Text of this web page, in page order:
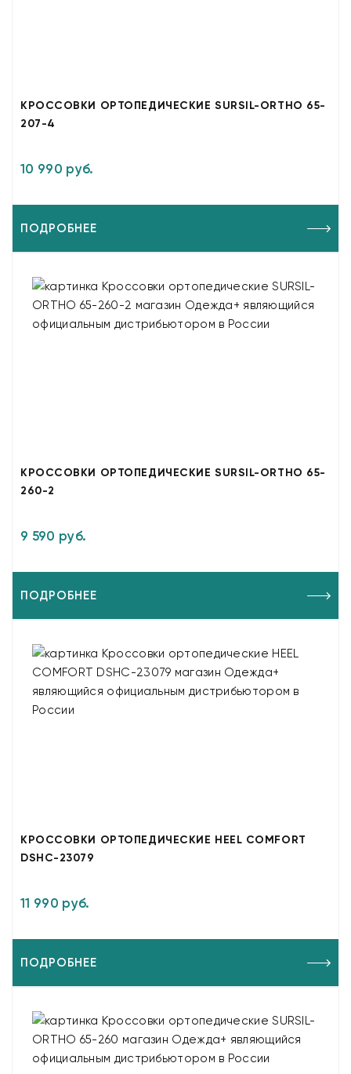
КРОССОВКИ ОРТОПЕДИЧЕСКИЕ SURSIL-ORTHO 65-
207-4
10 990 руб.
ПОДРОБНЕЕ
КРОССОВКИ ОРТОПЕДИЧЕСКИЕ SURSIL-ORTHO 65-
260-2
9 590 руб.
ПОДРОБНЕЕ
КРОССОВКИ ОРТОПЕДИЧЕСКИЕ HEEL COMFORT
DSHC-23079
11 990 руб.
ПОДРОБНЕЕ